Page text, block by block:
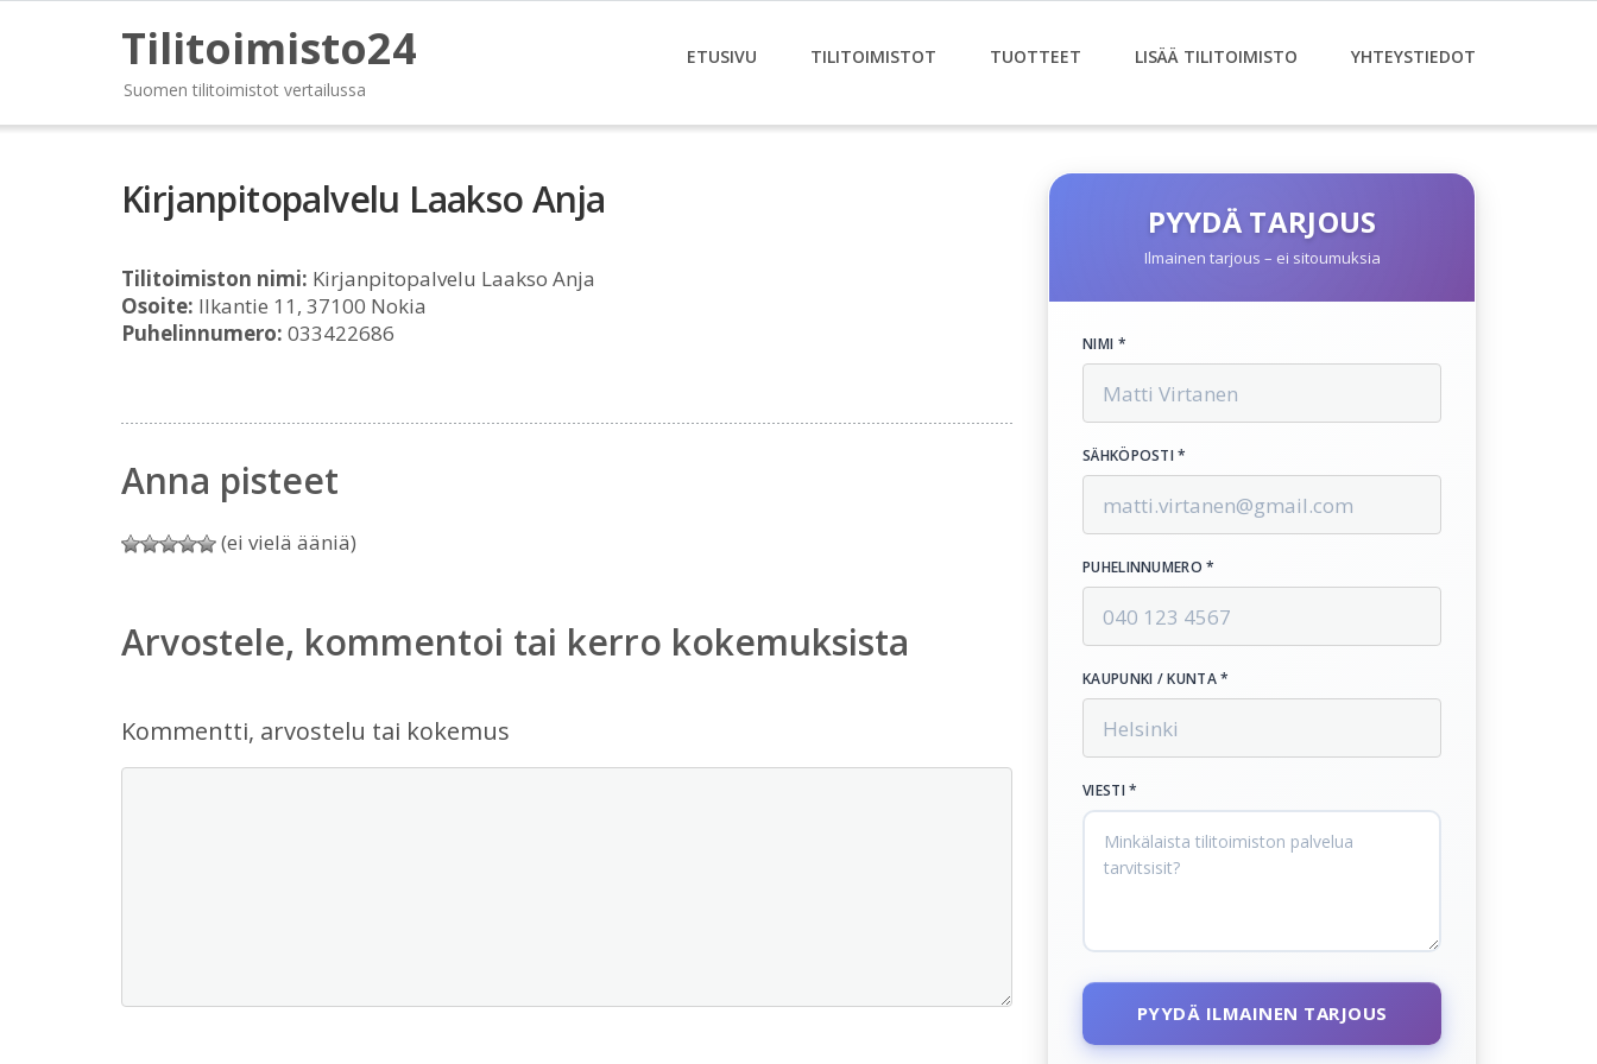
Tilitoimisto24
Suomen tilitoimistot vertailussa
ETUSIVU TILITOIMISTOT TUOTTEET LISÄÄ TILITOIMISTO YHTEYSTIEDOT
Kirjanpitopalvelu Laakso Anja
Tilitoimiston nimi: Kirjanpitopalvelu Laakso Anja
Osoite: Ilkantie 11, 37100 Nokia
Puhelinnumero: 033422686
Anna pisteet
(ei vielä ääniä)
Arvostele, kommentoi tai kerro kokemuksista
Kommentti, arvostelu tai kokemus
PYYDÄ TARJOUS
Ilmainen tarjous – ei sitoumuksia
NIMI *
SÄHKÖPOSTI *
PUHELINNUMERO *
KAUPUNKI / KUNTA *
VIESTI *
PYYDÄ ILMAINEN TARJOUS